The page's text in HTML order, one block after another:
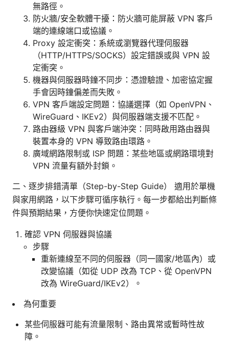
無路徑。
防火牆/安全軟體干擾：防火牆可能屏蔽 VPN 客戶
端的連線端口或協議。
Proxy 設定衝突：系統或瀏覽器代理伺服器
（HTTP/HTTPS/SOCKS）設定錯誤或與 VPN 設
定衝突。
機器與伺服器時鐘不同步：憑證驗證、加密協定握
手會因時鐘偏差而失敗。
VPN 客戶端設定問題：協議選擇（如 OpenVPN、
WireGuard、IKEv2）與伺服器端支援不匹配。
路由器級 VPN 與客戶端沖突：同時啟用路由器與
裝置本身的 VPN 導致路由環路。
廣域網路限制或 ISP 問題：某些地區或網路環境對
VPN 流量有額外封鎖。
二、逐步排錯清單（Step-by-Step Guide） 適用於單機
與家用網路，以下步驟可循序執行。每一步都給出判斷條
件與預期結果，方便你快速定位問題。
確認 VPN 伺服器與協議
步驟
重新連線至不同的伺服器（同一國家/地區內）或
改變協議（如從 UDP 改為 TCP、從 OpenVPN
改為 WireGuard/IKEv2）。
為何重要
某些伺服器可能有流量限制、路由異常或暫時性故
障。